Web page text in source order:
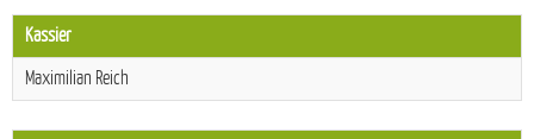
Kassier
Maximilian Reich